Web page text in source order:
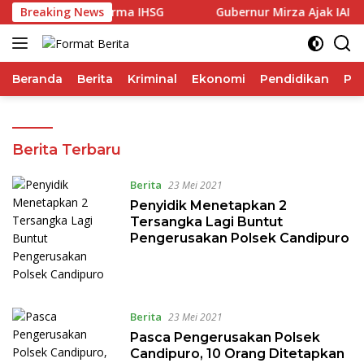
Langsung
ke
konten
Breaking News
Ungguli Performa IHSG Gubernur Mirza Ajak IAI
Beranda Berita Kriminal Ekonomi Pendidikan
Format
Berita Terbaru
Berita 23 Mei 2021
Penyidik Menetapkan 2
Tersangka Lagi Buntut
Pengerusakan Polsek Candipuro
Berita 23 Mei 2021
Pasca Pengerusakan Polsek
Candipuro, 10 Orang Ditetapkan